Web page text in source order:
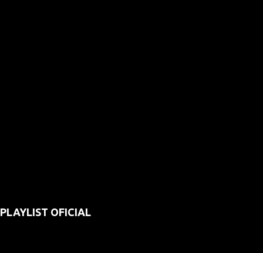
PLAYLIST OFICIAL